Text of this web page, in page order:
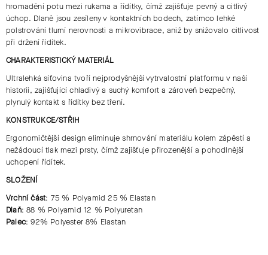
hromadění potu mezi rukama a řídítky, čímž zajišťuje pevný a citlivý
úchop. Dlaně jsou zesíleny v kontaktních bodech, zatímco lehké
polstrování tlumí nerovnosti a mikrovibrace, aniž by snižovalo citlivost
při držení řídítek.
CHARAKTERISTICKÝ MATERIÁL
Ultralehká síťovina tvoří nejprodyšnější vytrvalostní platformu v naší
historii, zajišťujícíchladivý a suchý komfort a zároveň bezpečný,
plynulý kontakt s řídítky bez tření.
KONSTRUKCE/STŘIH
Ergonomičtější design eliminujeshrnování materiálu kolem zápěstí a
nežádoucí tlak mezi prsty, čímž zajišťuje přirozenější a pohodlnější
uchopení řídítek.
SLOŽENÍ
Vrchní část: 75 % Polyamid 25 % Elastan
Dlaň: 88 % Polyamid 12 % Polyuretan
Palec: 92% Polyester 8% Elastan